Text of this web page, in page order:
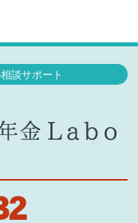
談サポート